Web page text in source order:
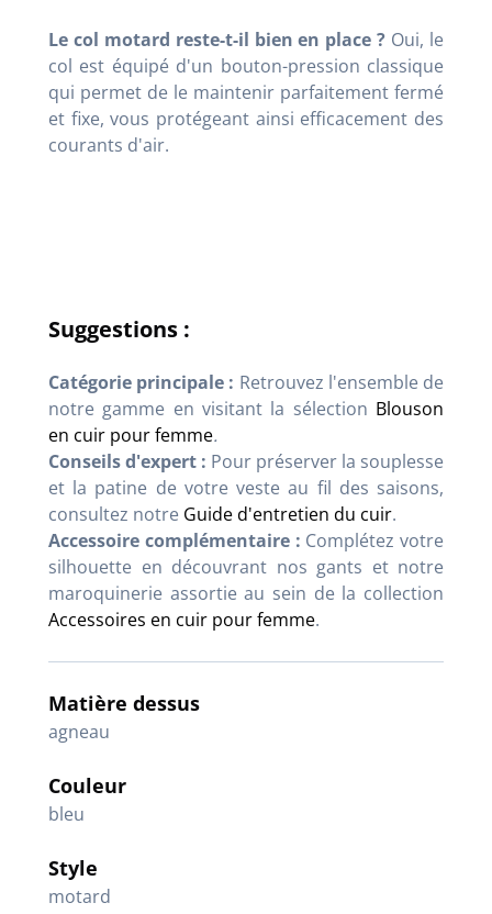
Le col motard reste-t-il bien en place ? Oui, le
col est équipé d'un bouton-pression classique
qui permet de le maintenir parfaitement fermé
et fixe, vous protégeant ainsi efficacement des
courants d'air.
Suggestions :
Catégorie principale : Retrouvez l'ensemble de
notre gamme en visitant la sélection Blouson
en cuir pour femme.
Conseils d'expert : Pour préserver la souplesse
et la patine de votre veste au fil des saisons,
consultez notre Guide d'entretien du cuir.
Accessoire complémentaire : Complétez votre
silhouette en découvrant nos gants et notre
maroquinerie assortie au sein de la collection
Accessoires en cuir pour femme.
Matière dessus
agneau
Couleur
bleu
Style
motard